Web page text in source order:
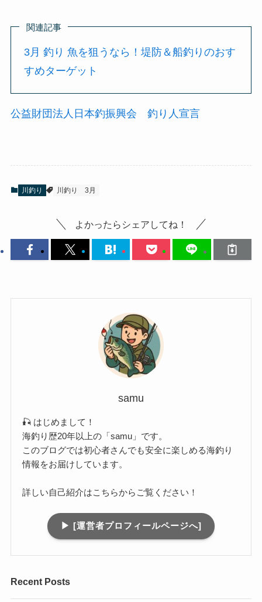
関連記事
3月 釣り 魚を狙うなら！堤防＆船釣りのおす
すめターゲット
公益財団法人日本釣振興会 釣り人宣言
川釣り 川釣り 3月
よかったらシェアしてね！
samu
🎣 はじめまして！
海釣り歴20年以上の「samu」です。
このブログでは初心者さんでも安全に楽しめる海釣り
情報をお届けしています。
詳しい自己紹介はこちらからご覧ください！
▶︎ [運営者プロフィールページへ]
Recent Posts